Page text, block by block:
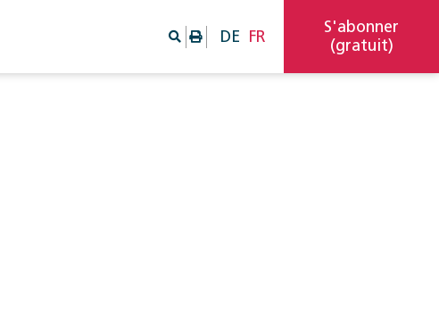
DE FR
S'abonner
(gratuit)